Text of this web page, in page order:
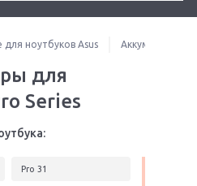
ноутбуков Asus Аккумуляторы
для
Series
Pro 31